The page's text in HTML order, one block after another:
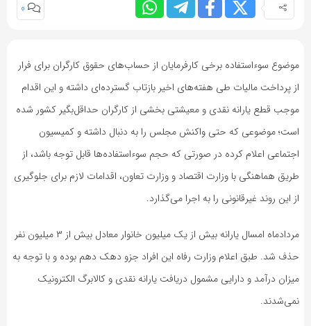
0
موضوع سوءاستفاده برخی کارفرمایان از حساب‌های حقوق کارگران برای فرار
از پرداخت مالیات طی هفته‌های اخیر بازتاب گسترده‌ای داشته و این اقدام
موجب قطع یارانه نقدی و معیشتی بخشی از کارگران حداقل‌بگیر کشور شده
است؛ موضوعی که حتی واکنش مجلس را به دنبال داشته و کمیسیون
اجتماعی اعلام کرده در صورتی که حجم سوءاستفاده‌ها قابل توجه باشد، از
طریق هماهنگی با وزارت اقتصاد و وزارت تعاون، اقدامات لازم برای جلوگیری
از این روند غیرقانونی را به اجرا می‌گذارد.
مردادماه امسال یارانه بیش از یک میلیون خانوار معادل بیش از ۳ میلیون نفر
حذف شد. طبق اعلام وزارت رفاه این افراد جزو دهک دهم بوده و با توجه به
میزان درآمد و دارایی مشمول دریافت یارانه نقدی و کالابرگ الکترونیک
نمی‌شدند.